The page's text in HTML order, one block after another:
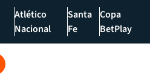
Atlético
Nacional
Santa
Fe
Copa
BetPlay